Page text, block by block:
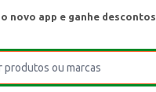
novo app e ganhe descontos